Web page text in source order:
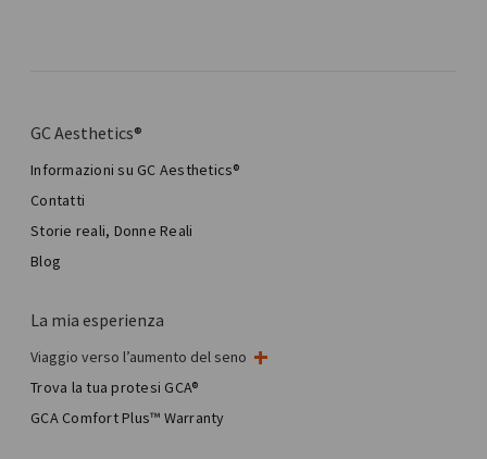
GC Aesthetics®
Informazioni su GC Aesthetics®
Contatti
Storie reali, Donne Reali
Blog
La mia esperienza
Viaggio verso l’aumento del seno
Il mio intervento al seno
Chirurgia mammaria estetica
Total Breast Reconstruction™
Trova la tua protesi GCA®
GCA Comfort Plus™ Warranty